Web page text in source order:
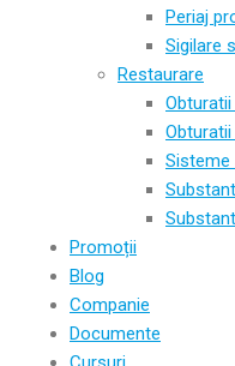
Periaj
Sigilare
Restaurare
Sisteme
Promoții
Blog
Companie
Documente